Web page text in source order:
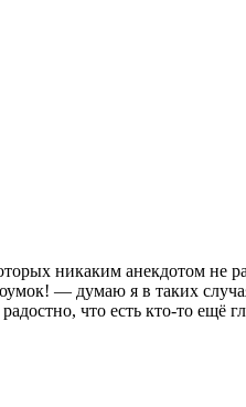
никаким анекдотом не
— думаю я в таких
что есть кто-то ещё